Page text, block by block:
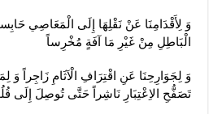
وَ لِأَقْدَامِنَا عَنْ نَقْلِهَا إِلَى الْمَعَاصِي
الْبَاطِلِ مِنْ غَيْرِ مَا آفَةٍ مُخْرِساً
وَ لِجَوَارِحِنَا عَنِ اقْتِرَافِ الْآثَامِ زَاجِراً وَ
تَصَفُّحِ الاِعْتِبَارِ نَاشِراً حَتَّى تُوصِلَ إِلَى